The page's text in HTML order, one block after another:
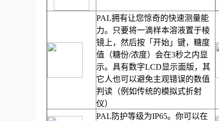
PAL拥有让您惊奇的快速测量能
力。只要将一滴样本溶液置于棱
镜上，然后按「开始」键，糖度
值（糖份/浓度）会在3秒之内显
示。具有数字LCD显示面版，其
它人也可以避免主观错误的数值
判读（例如传统的模拟式折射
仪）
PAL 防护等级为IP65。你可以在